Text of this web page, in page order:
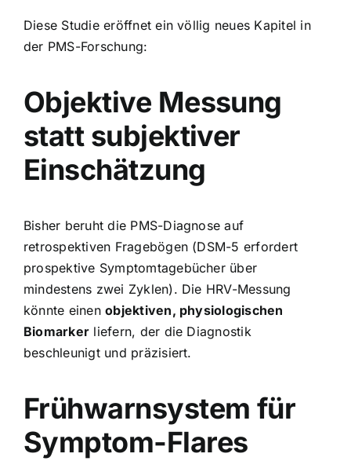
Diese Studie eröffnet ein völlig neues Kapitel in
der PMS-Forschung:
Objektive Messung
statt subjektiver
Einschätzung
Bisher beruht die PMS-Diagnose auf
retrospektiven Fragebögen (DSM-5 erfordert
prospektive Symptomtagebücher über
mindestens zwei Zyklen). Die HRV-Messung
könnte einenobjektiven, physiologischen
Biomarker liefern, der die Diagnostik
beschleunigt und präzisiert.
Frühwarnsystem für
Symptom-Flares